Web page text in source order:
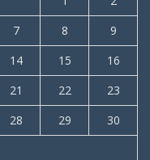
7 8
9
14 15
16
21 22
23
28 29
30